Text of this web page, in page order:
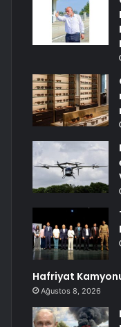
Hafriyat
Ağustos 8, 2026